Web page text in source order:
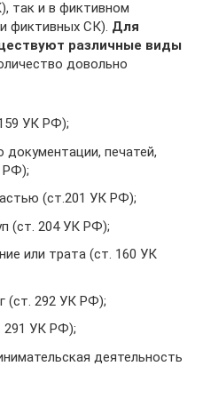
так и в фиктивном
фиктивных СК). Для
различные виды
довольно
УК РФ);
документации, печатей,
РФ);
(ст.201 УК РФ);
(ст. 204 УК РФ);
или трата (ст. 160 УК
(ст. 292 УК РФ);
291 УК РФ);
деятельность